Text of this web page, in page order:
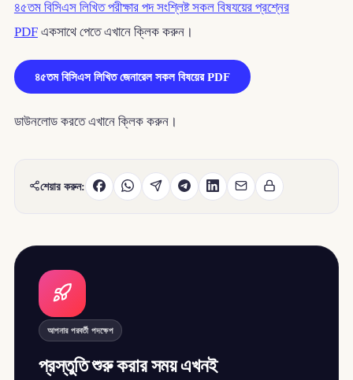
৪৫তম বিসিএস লিখিত পরীক্ষার পদ সংশ্লিষ্ট সকল বিষযয়ের প্রশ্নের
PDFএকসাথে পেতে এখানে ক্লিক করুন।
৪৫তম বিসিএস লিখিত জেনারেল সকল বিষয়ের PDF
ডাউনলোড করতে এখানে ক্লিক করুন।
শেয়ার করুন:
আপনার পরবর্তী পদক্ষেপ
প্রস্তুতি শুরু করার সময় এখনই